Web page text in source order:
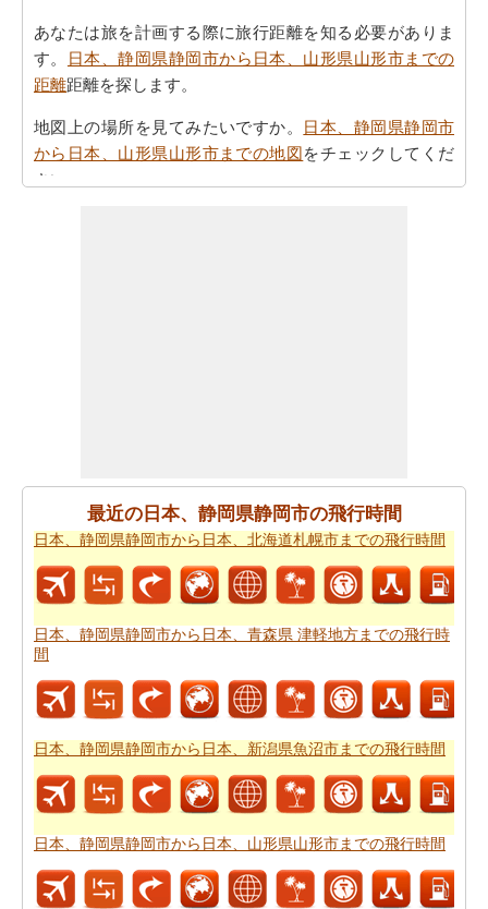
あなたは旅を計画する際に旅行距離を知る必要がありま
す。
日本、静岡県静岡市から日本、山形県山形市までの
距離距離を探します。
地図上の場所を見てみたいですか。
日本、静岡県静岡市
から日本、山形県山形市までの地図をチェックしてくだ
さい。
重要なご旅行の要約を取得しますか。ここに - 旅行は日
本、静岡県静岡市がら日本、山形県山形市から。あなた
は自分でより良い日本、静岡県静岡市から日本、山形県
山形市までの旅行を計画するのに役立ちます。
道路の旅の代わりに、長い旅のための飛行を好むだろ
う。この場合には、日本、静岡県静岡市から日本、山形
県山形市までの飛行距離
あなたは未知の街にしようとしている場合、その場所内
ーは、あなたの旅のでの中間点と一緒にあなた日本、静
岡県静岡市から日本、山形県山形市までの道路ルートプ
ランを与える。
あなたの旅のための全体計画を持った後、あなたはま
た、旅費の推定値を取得したいと思います。 日本、静岡
県静岡市から日本、山形県山形市までの旅行の費用をチ
最近の日本、静岡県静岡市の飛行時間
日本、静岡県静岡市から日本、北海道札幌市までの飛行時間
日本、静岡県静岡市から日本、青森県 津軽地方までの飛行時
間
日本、静岡県静岡市から日本、新潟県魚沼市までの飛行時間
日本、静岡県静岡市から日本、山形県山形市までの飛行時間